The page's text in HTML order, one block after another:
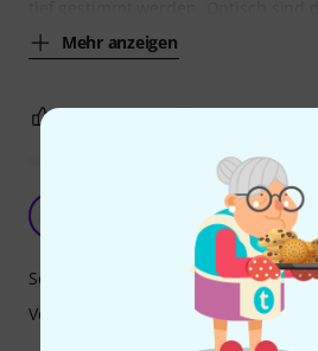
Mehr anzeigen
Remo 12" Pinstripe Ebony
Hardy68
Sound
Verarbeitung